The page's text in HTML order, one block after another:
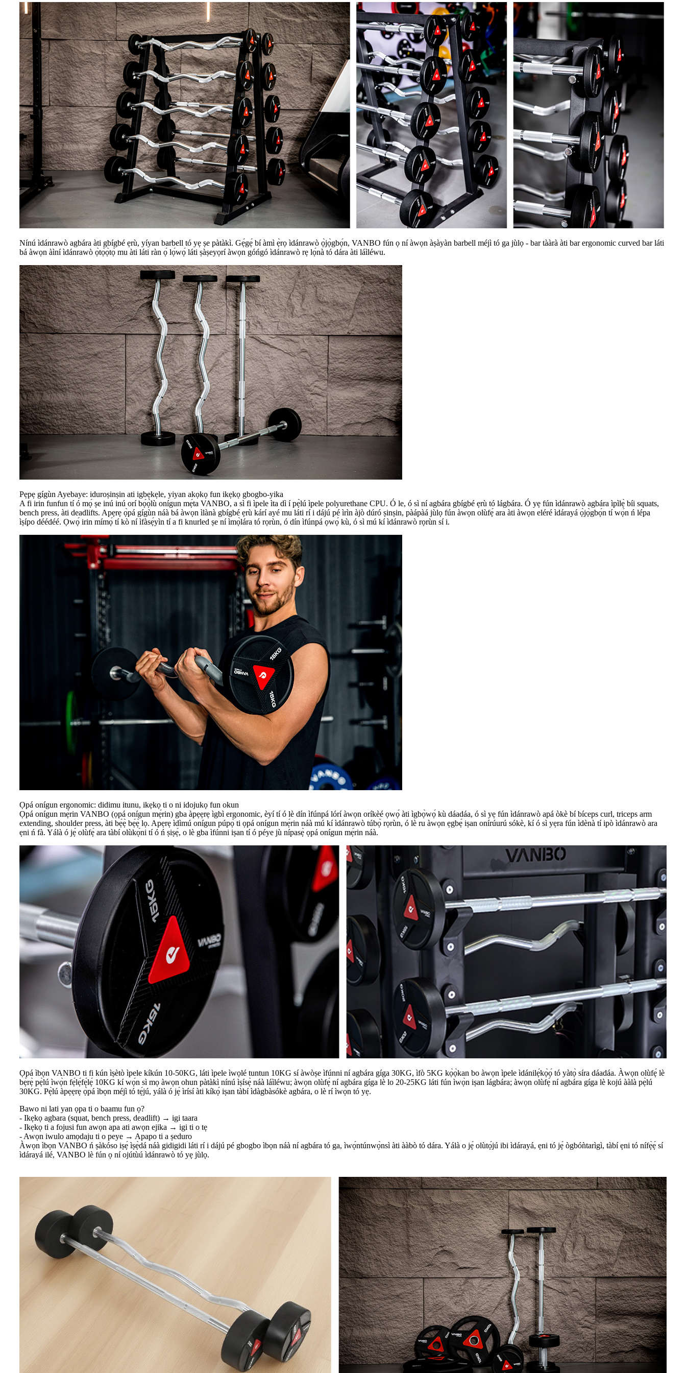
Nínú ìdánrawò agbára àti gbígbé ẹrù, yíyan barbell tó yẹ ṣe pàtàkì. Gẹ́gẹ́ bí àmì ẹ̀rọ ìdánrawò ọ̀jọ̀gbọ́n, VANBO fún ọ ní àwọn àṣàyàn barbell méjì tó ga jùlọ - bar tààrà àti bar ergonomic curved bar láti
bá àwọn àìní ìdánrawò ọ̀tọ̀ọ̀tọ̀ mu àti láti ràn ọ́ lọ́wọ́ láti ṣàṣeyọrí àwọn góńgó ìdánrawò rẹ lọ́nà tó dára àti láìléwu.
Pẹpẹ gígùn Ayebaye: iduroṣinṣin ati igbẹkẹle, yiyan akọkọ fun ikẹkọ gbogbo-yika
A fi irin funfun tí ó mọ́ ṣe inú inú orí bọ́ọ̀lù onígun mẹ́ta VANBO, a sì fi ìpele ìta dì í pẹ̀lú ìpele polyurethane CPU. Ó le, ó sì ní agbára gbígbé ẹrù tó lágbára. Ó yẹ fún ìdánrawò agbára ìpìlẹ̀ bíi squats,
bench press, àti deadlifts. Apẹrẹ ọ̀pá gígùn náà bá àwọn ìlànà gbígbé ẹrù kárí ayé mu láti rí i dájú pé ìrìn àjò dúró ṣinṣin, pàápàá jùlọ fún àwọn olùfẹ́ ara àti àwọn eléré ìdárayá ọ̀jọ̀gbọ́n tí wọ́n ń lépa
ìṣípo déédéé. Ọwọ́ irin mímọ́ tí kò ní ìfàsẹ́yìn tí a fi knurled ṣe ní ìmọ̀lára tó rọrùn, ó dín ìfúnpá ọwọ́ kù, ó sì mú kí ìdánrawò rọrùn sí i.
Ọpá onígun ergonomic: didimu itunu, ikẹkọ ti o ni idojukọ fun okun
Ọpá onígun mẹ́rin VANBO (ọpá onígun mẹ́rin) gba àpẹẹrẹ ìgbì ergonomic, èyí tí ó lè dín ìfúnpá lórí àwọn oríkèé ọwọ́ àti ìgbọ̀wọ́ kù dáadáa, ó sì yẹ fún ìdánrawò apá òkè bí bíceps curl, triceps arm
extending, shoulder press, àti bẹ́ẹ̀ bẹ́ẹ̀ lọ. Apẹrẹ ìdìmú onígun púpọ̀ ti ọpá onígun mẹ́rin náà mú kí ìdánrawò túbọ̀ rọrùn, ó lè ru àwọn ẹgbẹ́ iṣan onírúurú sókè, kí ó sì yẹra fún ìdènà tí ipò ìdánrawò ara
ẹni ń fà. Yálà ó jẹ́ olùfẹ́ ara tàbí olùkọ́ni tí ó ń ṣiṣẹ́, o lè gba ìfúnni iṣan tí ó péye jù nípasẹ̀ ọpá onígun mẹ́rin náà.
Ọpá ìbọn VANBO ti fi kún ìṣètò ìpele kíkún 10-50KG, láti ìpele ìwọlé tuntun 10KG sí àwòṣe ìfúnni ní agbára gíga 30KG, ìfò 5KG kọ̀ọ̀kan bo àwọn ìpele ìdánilẹ́kọ̀ọ́ tó yàtọ̀ síra dáadáa. Àwọn olùfẹ́ lè
bẹ̀rẹ̀ pẹ̀lú ìwọ̀n fẹ́lẹ́fẹ́lẹ́ 10KG kí wọ́n sì mọ àwọn ohun pàtàkì nínú ìṣísẹ̀ náà láìléwu; àwọn olùfẹ́ ní agbára gíga lè lo 20-25KG láti fún ìwọ̀n iṣan lágbára; àwọn olùfẹ́ ní agbára gíga lè kojú ààlà pẹ̀lú
30KG. Pẹ̀lú àpẹẹrẹ ọ̀pá ìbọn méjì tó tẹ́jú, yálà ó jẹ́ ìrísí àti kíkọ́ iṣan tàbí ìdàgbàsókè agbára, o lè rí ìwọ̀n tó yẹ.
Bawo ni lati yan ọpa ti o baamu fun ọ?
- Ikẹkọ agbara (squat, bench press, deadlift) → igi taara
- Ikẹkọ ti a fojusi fun awọn apa ati awọn ejika → igi ti o tẹ
- Awọn iwulo amọdaju ti o peye → Apapo ti a ṣeduro
Àwọn ìbọn VANBO ń ṣàkóso iṣẹ́ ìṣẹ̀dá náà gidigidi láti rí i dájú pé gbogbo ìbọn náà ní agbára tó ga, ìwọ́ntúnwọ̀nsì àti ààbò tó dára. Yálà o jẹ́ olùtọ́jú ibi ìdárayá, ẹni tó jẹ́ ògbóǹtarìgì, tàbí ẹni tó nífẹ̀ẹ́ sí
ìdárayá ilé, VANBO lè fún ọ ní ojútùú ìdánrawò tó yẹ jùlọ.